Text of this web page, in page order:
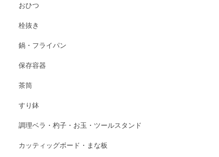
おひつ
栓抜き
鍋・フライパン
保存容器
茶筒
すり鉢
調理ベラ・杓子・お玉・ツールスタンド
カッティッグボード・まな板